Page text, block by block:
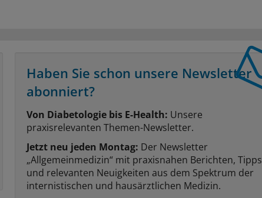
Haben Sie schon unsere Newsletter
abonniert?
Von Diabetologie bis E-Health: Unsere
praxisrelevanten Themen-Newsletter.
Jetzt neu jeden Montag: Der Newsletter
„Allgemeinmedizin“ mit praxisnahen Berichten, Tipps
und relevanten Neuigkeiten aus dem Spektrum der
internistischen und hausärztlichen Medizin.